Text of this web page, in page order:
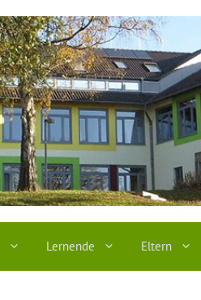
Lernende Eltern